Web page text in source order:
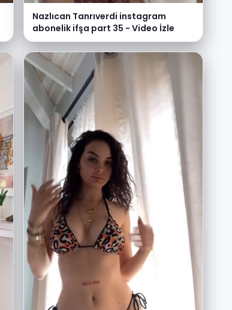
Nazlıcan Tanrıverdi instagram
abonelik ifşa part 35 - Video İzle